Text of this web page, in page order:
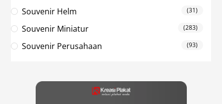
Souvenir Helm (31)
Souvenir Miniatur (283)
Souvenir Perusahaan (93)